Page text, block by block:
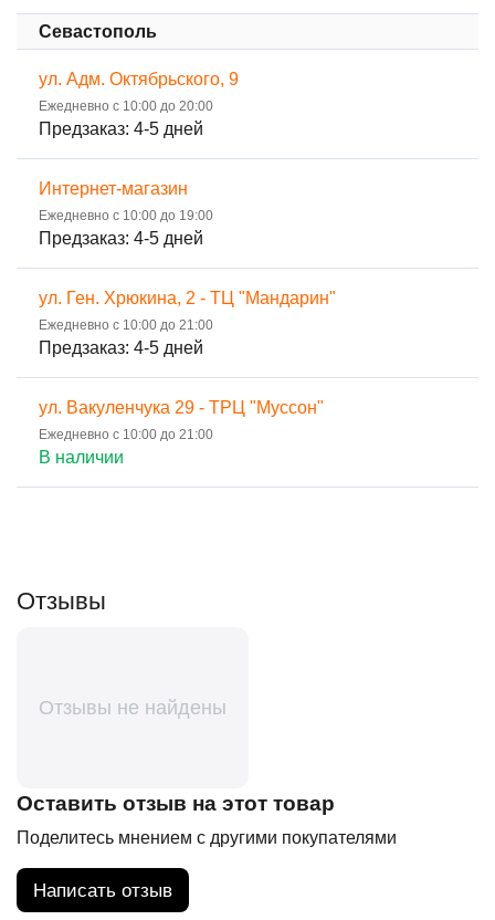
Севастополь
ул. Адм. Октябрьского, 9
Ежедневно с 10:00 до 20:00
Предзаказ: 4-5 дней
Интернет-магазин
Ежедневно с 10:00 до 19:00
Предзаказ: 4-5 дней
ул. Ген. Хрюкина, 2 - ТЦ "Мандарин"
Ежедневно с 10:00 до 21:00
Предзаказ: 4-5 дней
ул. Вакуленчука 29 - ТРЦ "Муссон"
Ежедневно с 10:00 до 21:00
В наличии
Отзывы
Отзывы не найдены
Оставить отзыв на этот товар
Поделитесь мнением с другими покупателями
Написать отзыв